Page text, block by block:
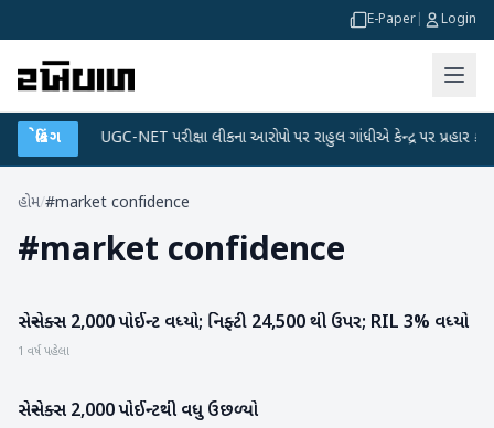
E-Paper Login
બ્રેકિંગ
પ્લાન ● UGC-NET પરીક્ષા લીકના આરોપો પર રાહુલ ગાંધીએ કેન્દ્ર પર પ્રહાર કર્યા
હોમ/#market confidence
#market confidence
બિઝનેસ
સેન્સેક્સ 2,000 પોઈન્ટ વધ્યો; નિફ્ટી 24,500 થી ઉપર; RIL 3% વધ્યો
1 વર્ષ પહેલા
બિઝનેસ
સેન્સેક્સ 2,000 પોઈન્ટથી વધુ ઉછળ્યો